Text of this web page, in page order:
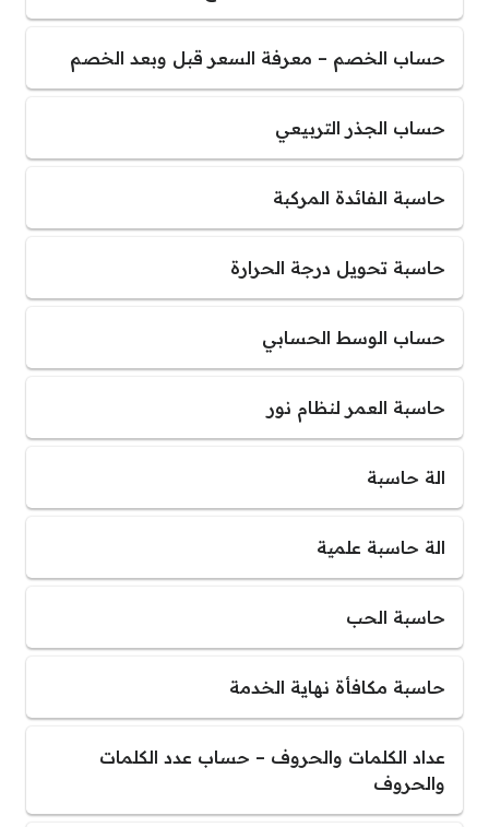
حساب الخصم – معرفة السعر قبل وبعد الخصم
حساب الجذر التربيعي
حاسبة الفائدة المركبة
حاسبة تحويل درجة الحرارة
حساب الوسط الحسابي
حاسبة العمر لنظام نور
الة حاسبة
الة حاسبة علمية
حاسبة الحب
حاسبة مكافأة نهاية الخدمة
عداد الكلمات والحروف – حساب عدد الكلمات
والحروف